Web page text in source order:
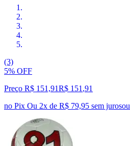
(3)
5% OFF
Preço R$ 151,91R$ 151 ,91
no Pix Ou 2x de R$ 79,95 sem jurosou